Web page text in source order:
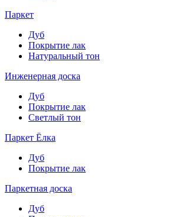
Паркет
Дуб
Покрытие лак
Натуральный тон
Инженерная доска
Дуб
Покрытие лак
Светлый тон
Паркет Ёлка
Дуб
Покрытие лак
Паркетная доска
Дуб